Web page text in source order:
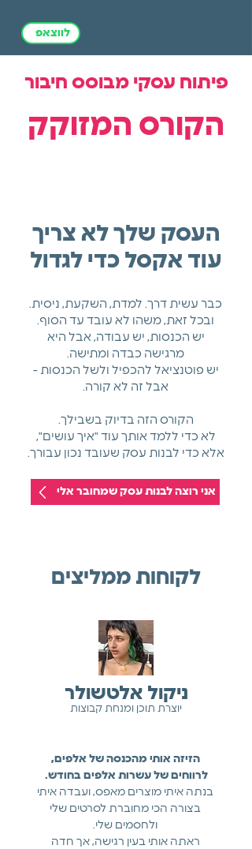
לווצאפ
פיתוח עסקי מבוסס חיבור
הקורס המזוקק
העסק שלך לא צריך
עוד אקסל כדי לגדול
כבר עשית דרך. למדת, השקעת, ניסית.
ובכל זאת, משהו לא עובד עד הסוף.
יש הכנסות, יש עבודה, אבל היא
מרגישה כבדה ומתישה.
יש פוטנציאל להכפיל ולשל הכנסות -
אבל זה לא קורה.
הקורס הזה בדיוק בשבילך.
לא כדי ללמד אותך עוד "איך עושים",
אלא כדי לבנות עסק שעובד נכון עבורך.
אני רוצה לבנות עסק שמחובר אלי
לקוחות ממליצים
יוצרת תוכן ומנחת קבוצות
ניקול אלטשולר
הזיזה אותי מהכנסה של אלפים,
לרווחים של עשרות אלפים בחודש.
בנתה איתי מוצרים מאפס, ועבדה איתי
בצורה הכי מחוברת לסרטים שלי
ולחסמים שלי.
ראתה אותי בעין רגישה, אך חדה